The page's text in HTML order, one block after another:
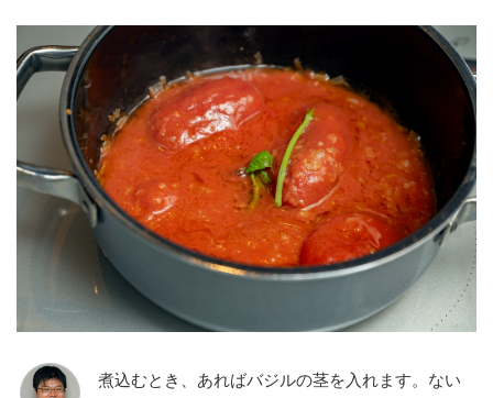
煮込むとき、あればバジルの茎を入れます。ない